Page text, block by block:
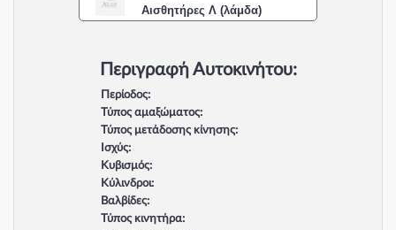
Αισθητήρες Λ (λάμδα)
Περιγραφή Αυτοκινήτου:
Περίοδος:
Τύπος αμαξώματος:
Τύπος μετάδοσης κίνησης:
Ισχύς:
Κυβισμός:
Κύλινδροι:
Βαλβίδες:
Τύπος κινητήρα: